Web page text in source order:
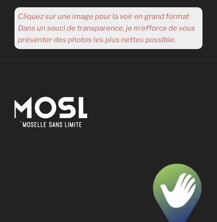
Cliquez sur une image pour la voir en grand format
Dans un souci de transparence, je m’efforce de vous
présenter des photos les plus nettes possible.